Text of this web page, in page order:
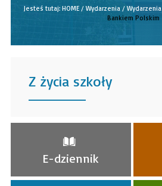
Jesteś tutaj: HOME/ Wydarzenia/ Wydarzenia
Bankiem Polskim
Z życia szkoły
______
E-dziennik